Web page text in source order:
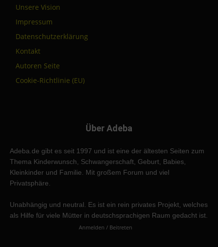
Unsere Vision
Impressum
Datenschutzerklärung
Kontakt
Autoren Seite
Cookie-Richtlinie (EU)
Über Adeba
Adeba.de gibt es seit 1997 und ist eine der ältesten Seiten zum
Thema Kinderwunsch, Schwangerschaft, Geburt, Babies,
Kleinkinder und Familie. Mit großem Forum und viel
Privatsphäre.
Unabhängig und neutral. Es ist ein rein privates Projekt, welches
als Hilfe für viele Mütter in deutschsprachigen Raum gedacht ist.
Anmelden / Beitreten